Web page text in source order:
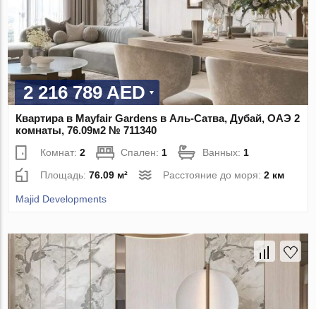
2 216 789 AED
Квартира в Mayfair Gardens в Аль-Сатва, Дубай, ОАЭ 2
комнаты, 76.09м2 № 711340
Комнат:2 Спален:1 Ванных:1
Площадь:76.09 м² Расстояние до моря:2 км
Majid Developments